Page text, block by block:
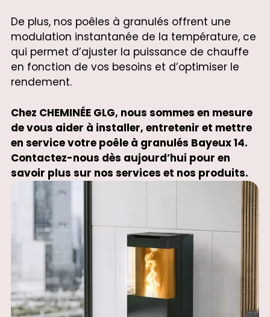
De plus, nos poêles à granulés offrent une
modulation instantanée de la température, ce
qui permet d’ajuster la puissance de chauffe
en fonction de vos besoins et d’optimiser le
rendement.
Chez CHEMINÉE GLG, nous sommes en mesure
de vous aider à installer, entretenir et mettre
en service votre poêle à granulés Bayeux 14.
Contactez-nous dès aujourd’hui pour en
savoir plus sur nos services et nos produits.